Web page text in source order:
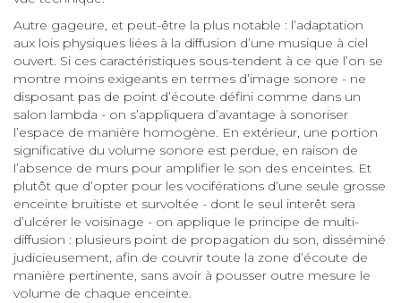
Autre gageure, et peut-être la plus notable : l’adaptation
aux lois physiques liées à la diffusion d’une musique à ciel
ouvert. Si ces caractéristiques sous-tendent à ce que l’on se
montre moins exigeants en termes d’image sonore - ne
disposant pas de point d’écoute défini comme dans un
salon lambda - on s’appliquera d’avantage à sonoriser
l’espace de manière homogène. En extérieur, une portion
significative du volume sonore est perdue, en raison de
l’absence de murs pour amplifier le son des enceintes. Et
plutôt que d’opter pour les vociférations d’une seule grosse
enceinte bruitiste et survoltée - dont le seul interêt sera
d’ulcérer le voisinage - on applique le principe de multi-
diffusion : plusieurs point de propagation du son, disséminé
judicieusement, afin de couvrir toute la zone d’écoute de
manière pertinente, sans avoir à pousser outre mesure le
volume de chaque enceinte.